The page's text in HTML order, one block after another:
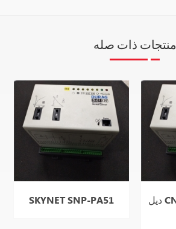
منتجات ذات صله
SKYNET SNP-PA51
ديل CN-0C9316-13740-